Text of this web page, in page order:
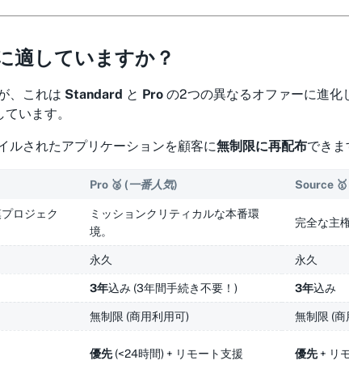
適していますか？
、これは Standard と Pro の2つの異なるオファーに進化
います。
ルされたアプリケーションを顧客に無制限に再配布できま
Pro 🥈 (一番人気) Source 🥇
ロジェク
ミッションクリティカルな本番環
境。
完全な主
永久 永久
3年込み (3年間手続き不要！) 3年込み
無制限 (商用利用可) 無制限 (
優先(<24時間) + リモート支援 優先+ リ